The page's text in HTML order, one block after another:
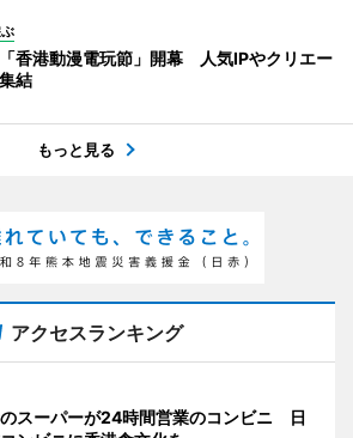
香港動漫電玩節」開幕 人気IPやクリエー
結
もっと見る
アクセスランキング
スーパーが24時間営業のコンビニ 日